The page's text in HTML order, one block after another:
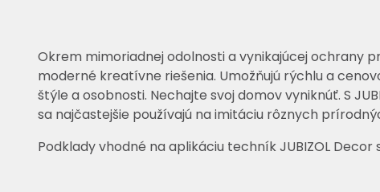
Okrem mimoriadnej odolnosti a vynikajúcej ochrany
moderné kreatívne riešenia. Umožňujú rýchlu a
štýle a osobnosti. Nechajte svoj domov vyniknúť. S
sa najčastejšie používajú na imitáciu rôznych
Podklady vhodné na aplikáciu techník JUBIZOL